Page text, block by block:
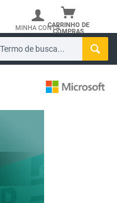
CARRINHO DE
COMPRAS
MINHA CONTA